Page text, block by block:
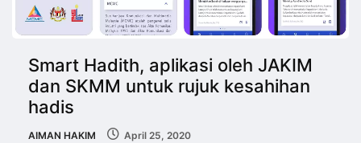
Smart Hadith, aplikasi oleh JAKIM
dan SKMM untuk rujuk kesahihan
hadis
AIMAN HAKIM April 25, 2020